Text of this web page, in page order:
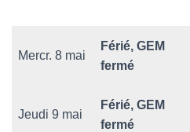
Mercr. 8 mai
Férié, GEM
fermé
Jeudi 9 mai
Férié, GEM
fermé